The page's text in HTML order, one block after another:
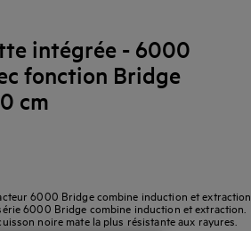
intégrée - 6000
fonction Bridge
cm
6000 Bridge combine induction et extraction.
6000 Bridge combine induction et extraction.
noire mate la plus résistante aux rayures.